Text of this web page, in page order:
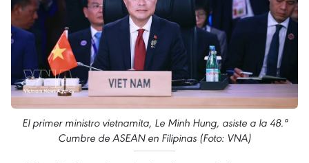
El primer ministro vietnamita, Le Minh Hung, asiste a la 48.ª
Cumbre de ASEAN en Filipinas (Foto: VNA)